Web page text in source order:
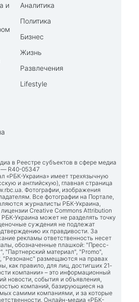
и
Аналитика
Политика
Бизнес
Жизнь
Развлечения
Lifestyle
в Реестре субъектов в сфере медиа
— R40-05347
«РБК-Украина» имеет трехязычную
и английскую), главная страница
. Фотографии, изображения
Все фотографии на Портале,
журналисты РБК-Украина,
Creative Commons Attribution
Украина может не разделять точку
суждения не подлежат
их правдивости. За
рекламы ответственность несет
обозначенные плашкой: "Пресс-
"Партнерский материал", "Promo",
"Резонанс" размещаются на правах
как правило, для лиц, достигших 21-
компании» – это информационный
новости, события и объявления,
компаний, базирующиеся на
самими компаниями, и за которые
Онлайн-медиа «РБК-